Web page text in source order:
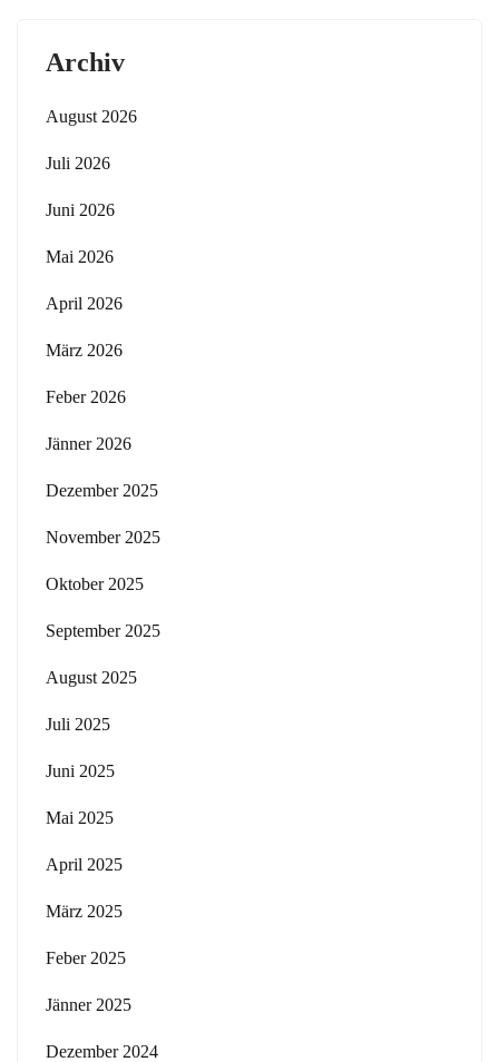
Archiv
August 2026
Juli 2026
Juni 2026
Mai 2026
April 2026
März 2026
Feber 2026
Jänner 2026
Dezember 2025
November 2025
Oktober 2025
September 2025
August 2025
Juli 2025
Juni 2025
Mai 2025
April 2025
März 2025
Feber 2025
Jänner 2025
Dezember 2024